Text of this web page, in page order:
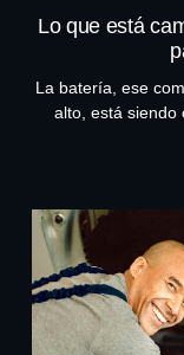
Lo que está
La batería, ese
alto, está siendo